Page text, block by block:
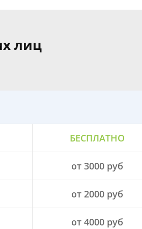
лиц
БЕСПЛАТНО
от 3000 руб
от 2000 руб
от 4000 руб